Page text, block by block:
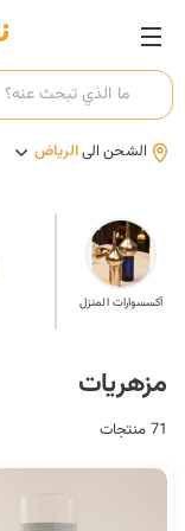
الشحن الىالرياض
أكسسوارات المنزل
إطارات صور
مزهريات
71 منتجات